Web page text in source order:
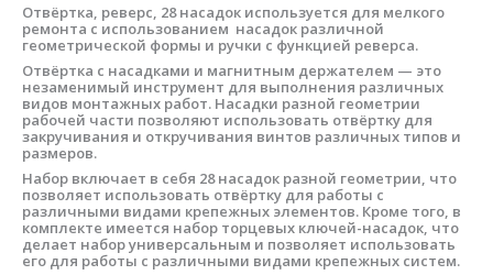
Отвёртка, реверс, 28 насадок используется для мелкого
ремонта с использованием насадок различной
геометрической формы и ручки с функцией реверса.
Отвёртка с насадками и магнитным держателем — это
незаменимый инструмент для выполнения различных
видов монтажных работ. Насадки разной геометрии
рабочей части позволяют использовать отвёртку для
закручивания и откручивания винтов различных типов и
размеров.
Набор включает в себя 28 насадок разной геометрии, что
позволяет использовать отвёртку для работы с
различными видами крепежных элементов. Кроме того, в
комплекте имеется набор торцевых ключей-насадок, что
делает набор универсальным и позволяет использовать
его для работы с различными видами крепежных систем.